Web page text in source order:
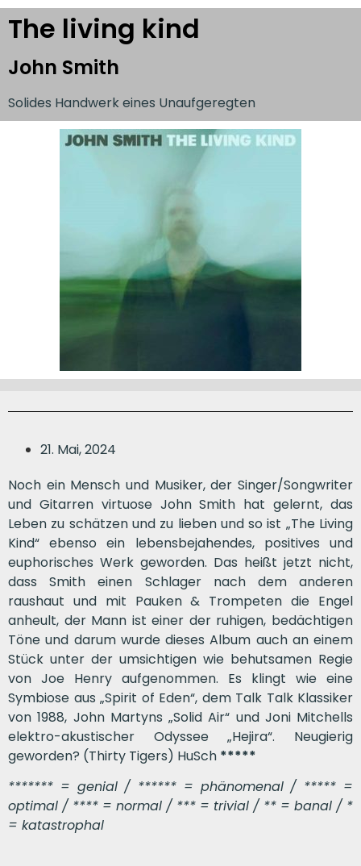
The living kind
John Smith
Solides Handwerk eines Unaufgeregten
21. Mai, 2024
Noch ein Mensch und Musiker, der Singer/Songwriter
und Gitarren virtuose John Smith hat gelernt, das
Leben zu schätzen und zu lieben und so ist „The Living
Kind“ ebenso ein lebensbejahendes, positives und
euphorisches Werk geworden. Das heißt jetzt nicht,
dass Smith einen Schlager nach dem anderen
raushaut und mit Pauken & Trompeten die Engel
anheult, der Mann ist einer der ruhigen, bedächtigen
Töne und darum wurde dieses Album auch an einem
Stück unter der umsichtigen wie behutsamen Regie
von Joe Henry aufgenommen. Es klingt wie eine
Symbiose aus „Spirit of Eden“, dem Talk Talk Klassiker
von 1988, John Martyns „Solid Air“ und Joni Mitchells
elektro-akustischer Odyssee „Hejira“. Neugierig
geworden? (Thirty Tigers) HuSch *****
******* = genial / ****** = phänomenal / ***** =
optimal / **** = normal / *** = trivial / ** = banal / *
= katastrophal